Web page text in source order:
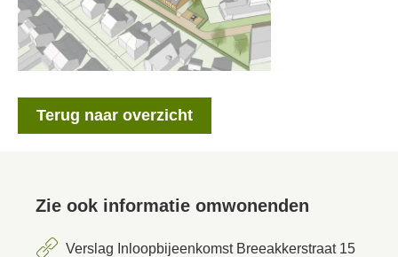
Terug naar overzicht
Zie ook informatie omwonenden
Verslag Inloopbijeenkomst Breeakkerstraat 15